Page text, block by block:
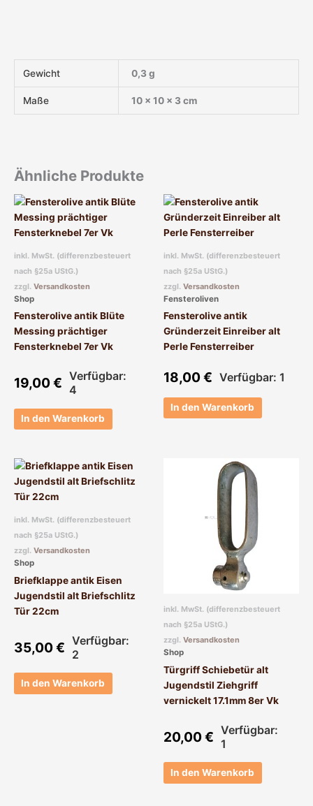
Gewicht 0,3 g
Maße 10 × 10 × 3 cm
Ähnliche Produkte
inkl. MwSt. (differenzbesteuert
nach §25a UStG.)
zzgl. Versandkosten
Shop
Fensterolive antik Blüte
Messing prächtiger
Fensterknebel 7er Vk
19,00€ Verfügbar:
4
In den Warenkorb
inkl. MwSt. (differenzbesteuert
nach §25a UStG.)
zzgl. Versandkosten
Fensteroliven
Fensterolive antik
Gründerzeit Einreiber alt
Perle Fensterreiber
18,00€ Verfügbar: 1
In den Warenkorb
inkl. MwSt. (differenzbesteuert
nach §25a UStG.)
zzgl. Versandkosten
Shop
Briefklappe antik Eisen
Jugendstil alt Briefschlitz
Tür 22cm
35,00€ Verfügbar:
2
In den Warenkorb
inkl. MwSt. (differenzbesteuert
nach §25a UStG.)
zzgl. Versandkosten
Shop
Türgriff Schiebetür alt
Jugendstil Ziehgriff
vernickelt 17.1mm 8er Vk
20,00€ Verfügbar:
1
In den Warenkorb